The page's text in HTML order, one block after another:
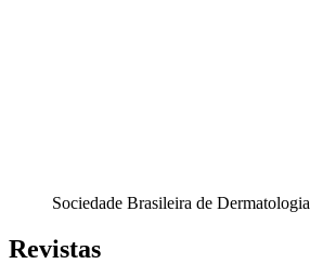
Sociedade Brasileira de Dermatologia
Revistas